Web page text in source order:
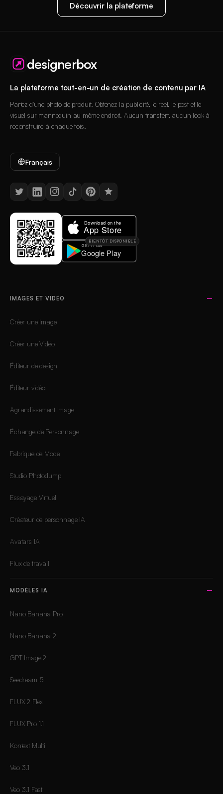
Découvrir la plateforme
designerbox
La plateforme tout-en-un de création de contenu par IA
Partez d'une photo de produit. Obtenez la publicité, le reel, le post et le
visuel sur mannequin au même endroit. Aucun transfert, aucun look à
reconstruire à chaque fois.
Français
BIENTÔT DISPONIBLE
IMAGES ET VIDÉO
Créer une Image
Créer une Vidéo
Éditeur de design
Éditeur vidéo
Agrandissement Image
Échange de Personnage
Fabrique de Mode
Studio Photodump
Essayage Virtuel
Créateur de personnage IA
Avatars IA
Flux de travail
MODÈLES IA
Nano Banana Pro
Nano Banana 2
GPT Image 2
Seedream 5
FLUX 2 Flex
FLUX Pro 1.1
Kontext Multi
Veo 3.1
Veo 3.1 Fast